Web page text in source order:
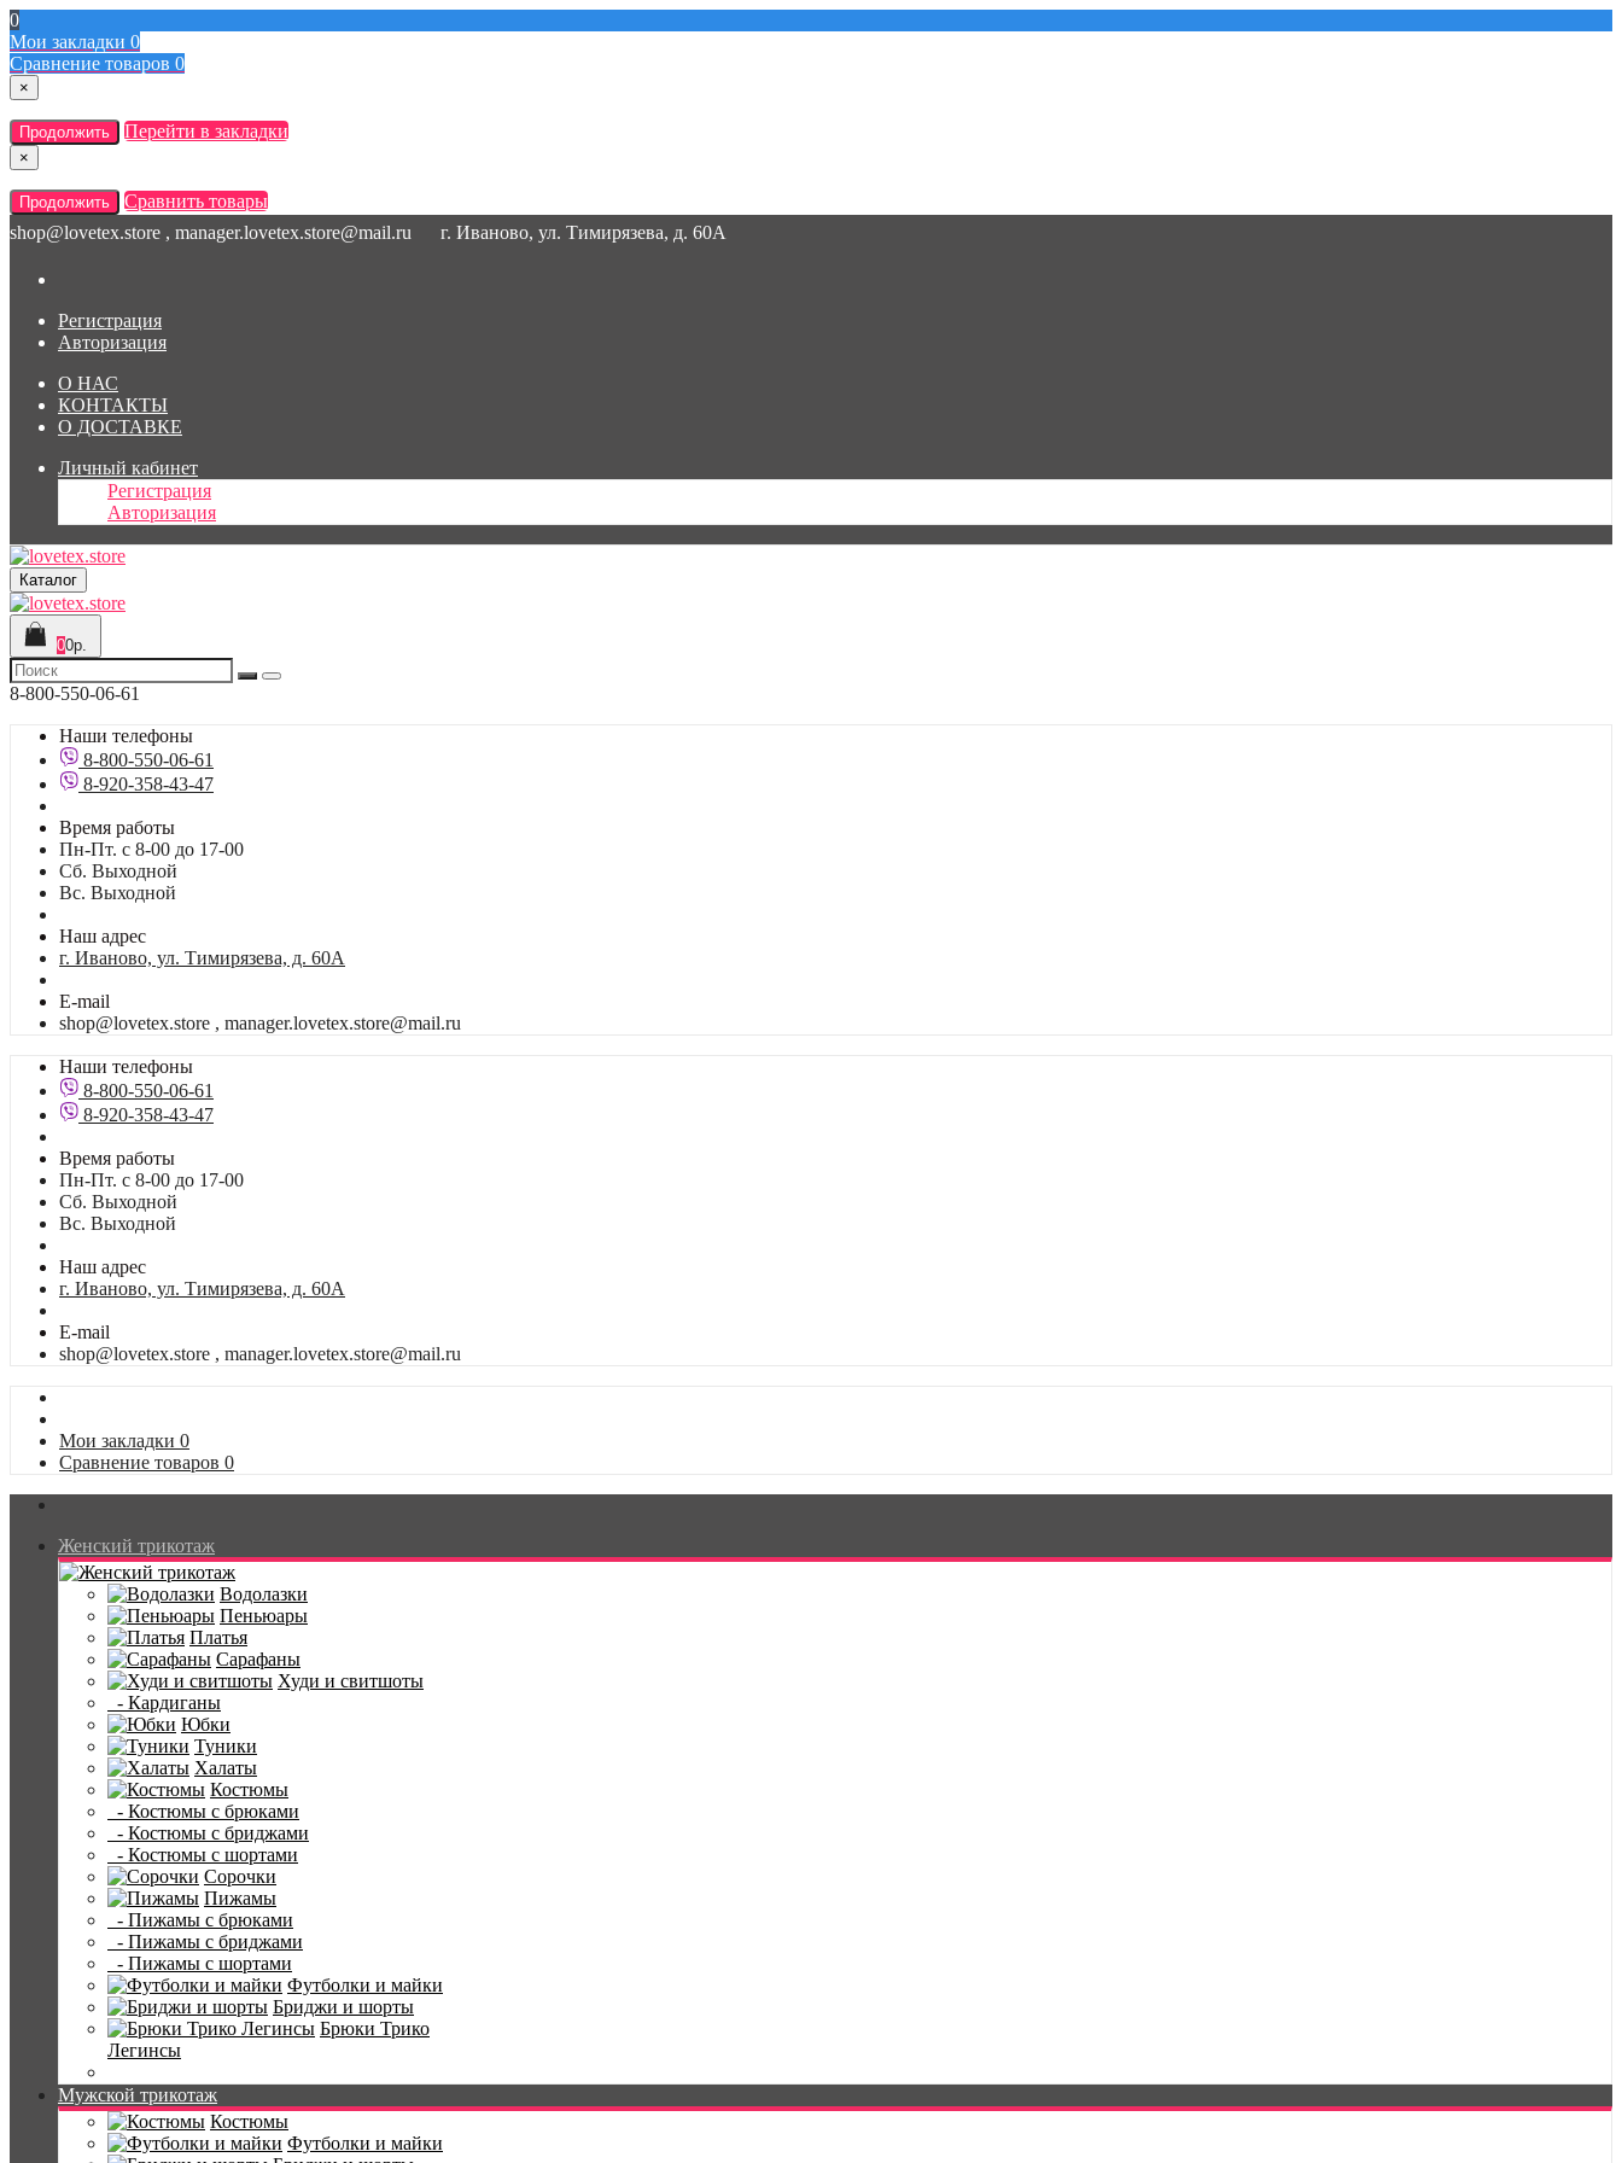
0
Мои закладки 0
Сравнение товаров 0
×
Продолжить Перейти в закладки
×
Продолжить
Сравнить товары
shop@lovetex.store , manager.lovetex.store@mail.ru
г. Иваново, ул. Тимирязева, д. 60А
Регистрация
Авторизация
О НАС
КОНТАКТЫ
О ДОСТАВКЕ
Личный кабинет
Регистрация
Авторизация
Каталог
00р.
8-800-550-06-61
Наши телефоны
8-800-550-06-61
8-920-358-43-47
Время работы
Пн-Пт. с 8-00 до 17-00
Сб. Выходной
Вс. Выходной
Наш адрес
г. Иваново, ул. Тимирязева, д. 60А
E-mail
shop@lovetex.store , manager.lovetex.store@mail.ru
Наши телефоны
8-800-550-06-61
8-920-358-43-47
Время работы
Пн-Пт. с 8-00 до 17-00
Сб. Выходной
Вс. Выходной
Наш адрес
г. Иваново, ул. Тимирязева, д. 60А
E-mail
shop@lovetex.store , manager.lovetex.store@mail.ru
Мои закладки 0
Сравнение товаров 0
Женский трикотаж
Водолазки
Пеньюары
Платья
Сарафаны
Худи и свитшоты
- Кардиганы
Юбки
Туники
Халаты
Костюмы
- Костюмы с брюками
- Костюмы с бриджами
- Костюмы с шортами
Сорочки
Пижамы
- Пижамы с брюками
- Пижамы с бриджами
- Пижамы с шортами
Футболки и майки
Бриджи и шорты
Брюки Трико
Легинсы
Мужской трикотаж
Костюмы
Футболки и майки